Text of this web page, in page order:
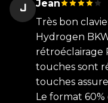
J
Jean
Très bon
Hydrogen
rétroéclairage
touches sont
touches
Le format